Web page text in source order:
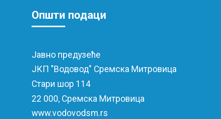
Општи подаци
Јавно предузеће
ЈКП "Водовод" Сремскa Митровицa
Стари шор 114
22 000, Сремска Митровица
www.vodovodsm.rs